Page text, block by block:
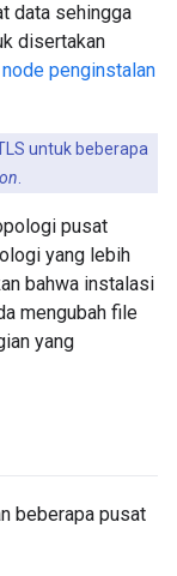
data sehingga
disertakan
penginstalan
untuk beberapa
pusat
yang lebih
bahwa instalasi
mengubah file
yang
beberapa pusat